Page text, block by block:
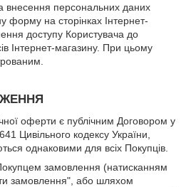
внесення персональних даних
форму на сторінках Інтернет-
доступу Користувача до
Інтернет-магазину. При цьому
оферти є публічним Договором у
Цивільного кодексу України,
однаковими для всіх Покупців.
замовлення (натисканням
замовлення", або шляхом